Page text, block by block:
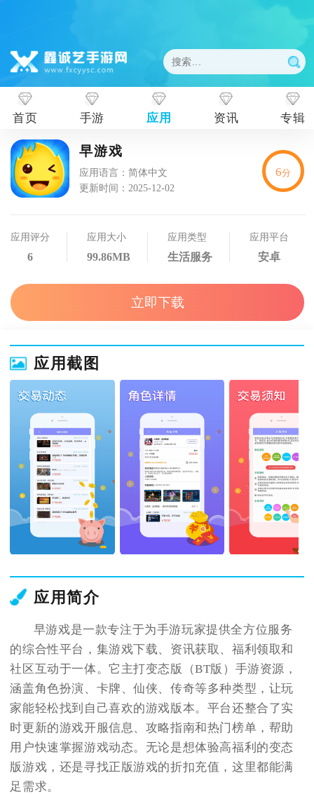
首页 手游 应用 资讯 专辑
早游戏
应用语言：简体中文
更新时间：2025-12-02
应用评分
6
应用大小
99.86MB
应用类型
生活服务
应用平台
安卓
6分
立即下载
应用截图
应用简介
早游戏是一款专注于为手游玩家提供全方位服务
的综合性平台，集游戏下载、资讯获取、福利领取和
社区互动于一体。它主打变态版（BT版）手游资源，
涵盖角色扮演、卡牌、仙侠、传奇等多种类型，让玩
家能轻松找到自己喜欢的游戏版本。平台还整合了实
时更新的游戏开服信息、攻略指南和热门榜单，帮助
用户快速掌握游戏动态。无论是想体验高福利的变态
版游戏，还是寻找正版游戏的折扣充值，这里都能满
足需求。